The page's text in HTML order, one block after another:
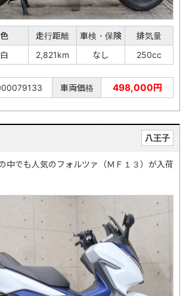
色 走行距離 車検・保険
排気量
白 2,821km なし 250cc
車両価格 498,000円
八王子
中でも人気のフォルツァ（ＭＦ１３）が入荷